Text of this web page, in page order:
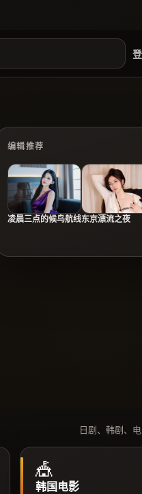
编辑推荐
凌晨三点的候鸟航线东京漂流之夜
日剧、韩剧、
🎪
韩国电影